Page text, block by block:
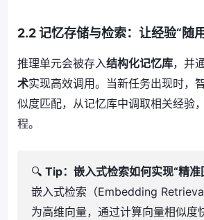
2.2 记忆存储与检索：让经验“随
推理单元会被存入结构化记忆库，并
术实现高效调用。当新任务出现时，
似度匹配，从记忆库中调取相关经验
程。
🔍 Tip：嵌入式检索如何实现“精准
嵌入式检索（Embedding
为高维向量，通过计算向量相似度